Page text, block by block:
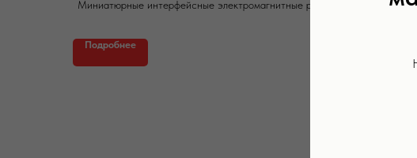
Миниатюрные интерфейсные электромагнитные реле RNC
Подробнее